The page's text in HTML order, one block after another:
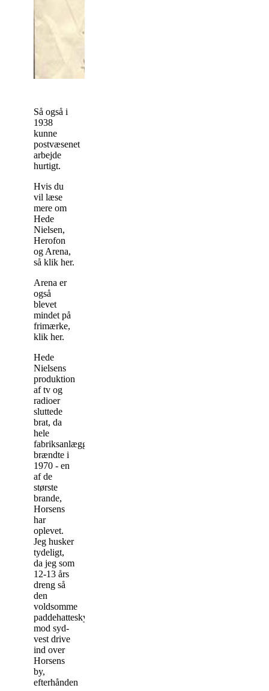
Så også i
1938
kunne
postvæsenet
arbejde
hurtigt.
Hvis du
vil læse
mere om
Hede
Nielsen,
Herofon
og Arena,
så klik her.
Arena er
også
blevet
mindet på
frimærke,
klik her.
Hede
Nielsens
produktion
af tv og
radioer
sluttede
brat, da
hele
fabriksanlægget
brændte i
1970 - en
af de
største
brande,
Horsens
har
oplevet.
Jeg husker
tydeligt,
da jeg som
12-13 års
dreng så
den
voldsomme
paddehattesky
mod syd-
vest drive
ind over
Horsens
by,
efterhånden